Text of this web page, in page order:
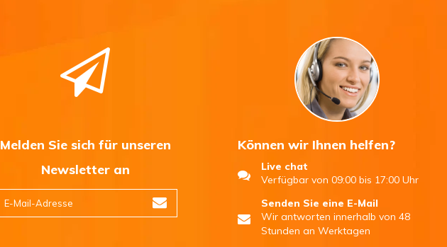
Melden Sie sich für unseren
Newsletter an
Können wir Ihnen helfen?
Live chat
Verfügbar von 09:00 bis 17:00 Uhr
Senden Sie eine E-Mail
Wir antworten innerhalb von 48
Stunden an Werktagen